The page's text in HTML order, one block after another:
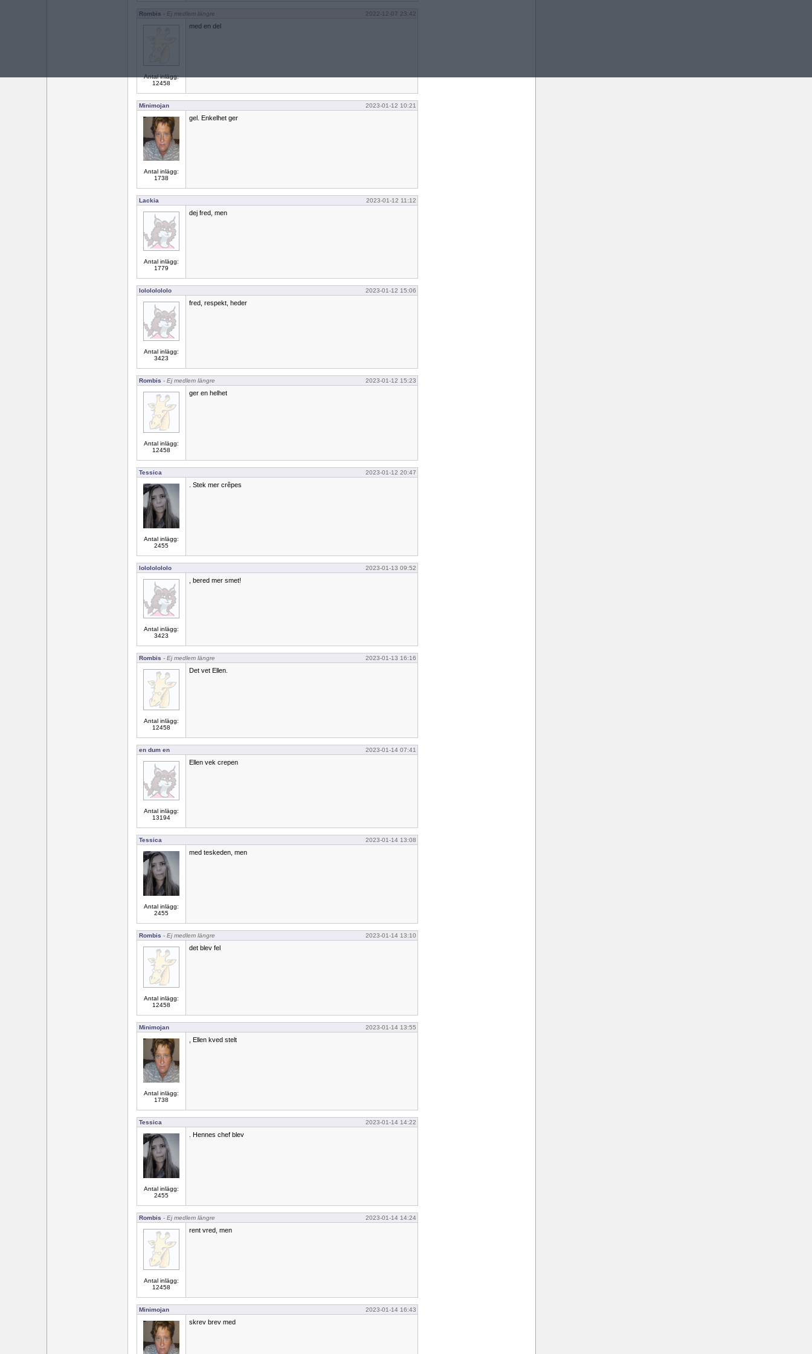
Rombis - Ej medlem längre 2022-12-07 23:42
Antal inlägg:
12458
med en del
Minimojan 2023-01-12 10:21
Antal inlägg:
1738
gel. Enkelhet ger
Lackia 2023-01-12 11:12
Antal inlägg:
1779
dej fred, men
lolololololo 2023-01-12 15:06
Antal inlägg:
3423
fred, respekt, heder
Rombis - Ej medlem längre 2023-01-12 15:23
Antal inlägg:
12458
ger en helhet
Tessica 2023-01-12 20:47
Antal inlägg:
2455
. Stek mer crêpes
lolololololo 2023-01-13 09:52
Antal inlägg:
3423
, bered mer smet!
Rombis - Ej medlem längre 2023-01-13 16:16
Antal inlägg:
12458
Det vet Ellen.
en dum en 2023-01-14 07:41
Antal inlägg:
13194
Ellen vek crepen
Tessica 2023-01-14 13:08
Antal inlägg:
2455
med teskeden, men
Rombis - Ej medlem längre 2023-01-14 13:10
Antal inlägg:
12458
det blev fel
Minimojan 2023-01-14 13:55
Antal inlägg:
1738
, Ellen kved stelt
Tessica 2023-01-14 14:22
Antal inlägg:
2455
. Hennes chef blev
Rombis - Ej medlem längre 2023-01-14 14:24
Antal inlägg:
12458
rent vred, men
Minimojan 2023-01-14 16:43
skrev brev med